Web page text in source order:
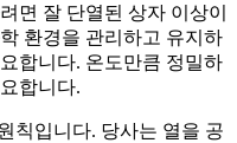
면 잘 단열된 상자 이상이
환경을 관리하고 유지하
합니다. 온도만큼 정밀하
합니다.
칙입니다. 당사는 열을 공